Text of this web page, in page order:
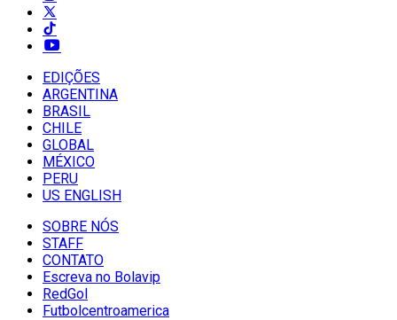
EDIÇÕES
ARGENTINA
BRASIL
CHILE
GLOBAL
MÉXICO
PERU
US ENGLISH
SOBRE NÓS
STAFF
CONTATO
Escreva no Bolavip
RedGol
Futbolcentroamerica